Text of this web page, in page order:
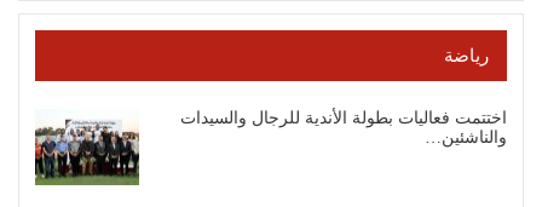
رياضة
اختتمت فعاليات بطولة الأندية للرجال والسيدات
والناشئين…